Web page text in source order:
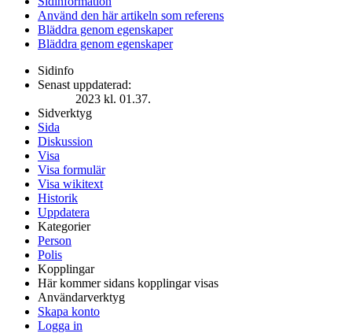
Använd den här artikeln som referens
Bläddra genom egenskaper
Bläddra genom egenskaper
Sidinfo
Senast uppdaterad:
2023 kl. 01.37.
Sidverktyg
Sida
Diskussion
Visa
Visa formulär
Visa wikitext
Historik
Uppdatera
Kategorier
Person
Polis
Kopplingar
Här kommer sidans kopplingar visas
Användarverktyg
Skapa konto
Logga in